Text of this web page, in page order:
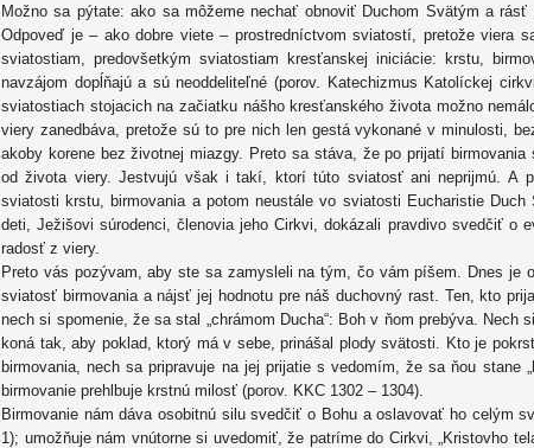
Možno sa pýtate: ako sa môžeme nechať obnoviť Duchom Svätým a rásť
Odpoveď je – ako dobre viete – prostredníctvom sviatostí, pretože viera
sviatostiam, predovšetkým sviatostiam kresťanskej iniciácie: krstu,
navzájom dopĺňajú a sú neoddeliteľné (porov. Katechizmus Katolíckej
sviatostiach stojacich na začiatku nášho kresťanského života možno
viery zanedbáva, pretože sú to pre nich len gestá vykonané v minulosti,
akoby korene bez životnej miazgy. Preto sa stáva, že po prijatí
od života viery. Jestvujú však i takí, ktorí túto sviatosť ani neprijmú. A
sviatosti krstu, birmovania a potom neustále vo sviatosti Eucharistie
deti, Ježišovi súrodenci, členovia jeho Cirkvi, dokázali pravdivo svedčiť o
radosť z viery.
Preto vás pozývam, aby ste sa zamysleli na tým, čo vám píšem. Dnes je
sviatosť birmovania a nájsť jej hodnotu pre náš duchovný rast. Ten, kto
nech si spomenie, že sa stal „chrámom Ducha“: Boh v ňom prebýva. Nech
koná tak, aby poklad, ktorý má v sebe, prinášal plody svätosti. Kto je
birmovania, nech sa pripravuje na jej prijatie s vedomím, že sa ňou stane
birmovanie prehlbuje krstnú milosť (porov. KKC 1302 – 1304).
Birmovanie nám dáva osobitnú silu svedčiť o Bohu a oslavovať ho celým
1); umožňuje nám vnútorne si uvedomiť, že patríme do Cirkvi, „Kristovho